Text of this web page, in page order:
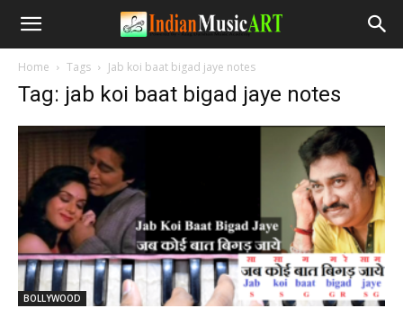
Home Tags Jab koi baat bigad jaye notes
Tag: jab koi baat bigad jaye notes
BOLLYWOOD